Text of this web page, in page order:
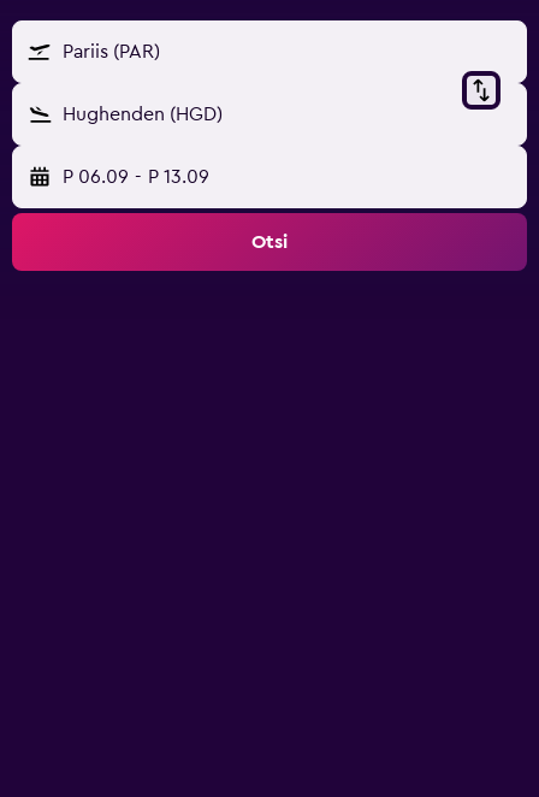
Pariis (PAR)
Hughenden (HGD)
P 06.09 - P 13.09
Otsi